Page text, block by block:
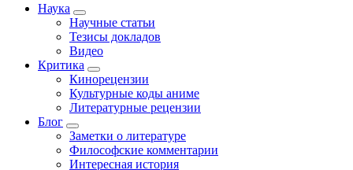
Наука
Научные статьи
Тезисы докладов
Видео
Критика
Кинорецензии
Культурные коды аниме
Литературные рецензии
Блог
Заметки о литературе
Философские комментарии
Интересная история